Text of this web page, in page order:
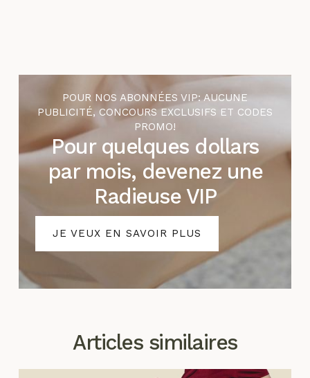
POUR NOS ABONNÉES VIP: AUCUNE
PUBLICITÉ, CONCOURS EXCLUSIFS ET CODES
PROMO!
Pour quelques dollars
par mois, devenez une
Radieuse VIP
JE VEUX EN SAVOIR PLUS
Articles similaires